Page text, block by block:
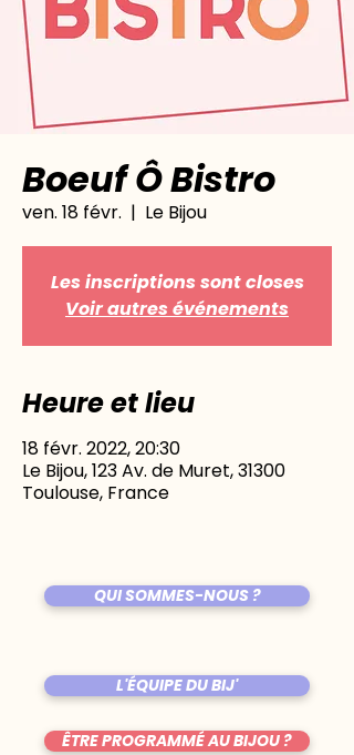
Boeuf Ô Bistro
ven. 18 févr.
  |
Le Bijou
Les inscriptions sont closes
Voir autres événements
Heure et lieu
18 févr. 2022, 20:30
Le Bijou, 123 Av. de Muret, 31300
Toulouse, France
QUI SOMMES-NOUS ?
L'ÉQUIPE DU BIJ'
ÊTRE PROGRAMMÉ AU BIJOU ?